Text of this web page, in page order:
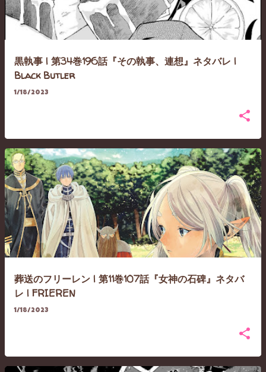
黒執事 | 第34巻196話『その執事、連想』ネタバレ |
Black Butler
1/18/2023
葬送のフリーレン | 第11巻107話『女神の石碑』ネタバ
レ | FRIEREN
1/18/2023